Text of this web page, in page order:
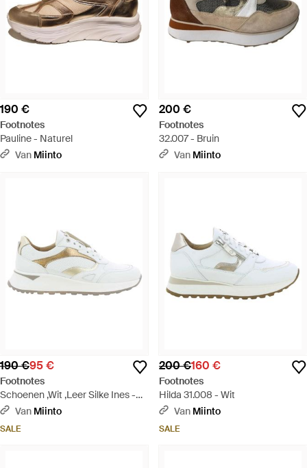
190 €
Footnotes
Pauline - Naturel
Van Miinto
200 €
Footnotes
32.007 - Bruin
Van Miinto
190 €95 €
Footnotes
Schoenen ,Wit ,Leer Silke Ines -
Wit Van Miinto
SALE
200 €160 €
Footnotes
Hilda 31.008 - Wit
Van Miinto
SALE